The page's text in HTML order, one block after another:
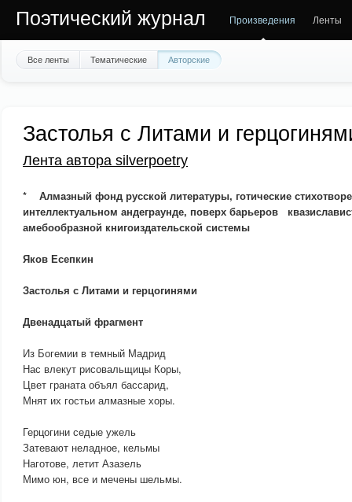
Поэтический журнал Произведения Ленты
Все ленты Тематические Авторские
Застолья с Литами и
Лента автора silverpoetry
* Алмазный фонд русской литературы, готические
интеллектуальном андеграунде, поверх барьеров
амебообразной книгоиздательской системы
Яков Есепкин
Застолья с Литами и герцогинями
Двенадцатый фрагмент
Из Богемии в темный Мадрид
Нас влекут рисовальщицы Коры,
Цвет граната объял бассарид,
Мнят их гостьи алмазные хоры.
Герцогини седые ужель
Затевают неладное, кельмы
Наготове, летит Азазель
Мимо юн, все и мечены шельмы.